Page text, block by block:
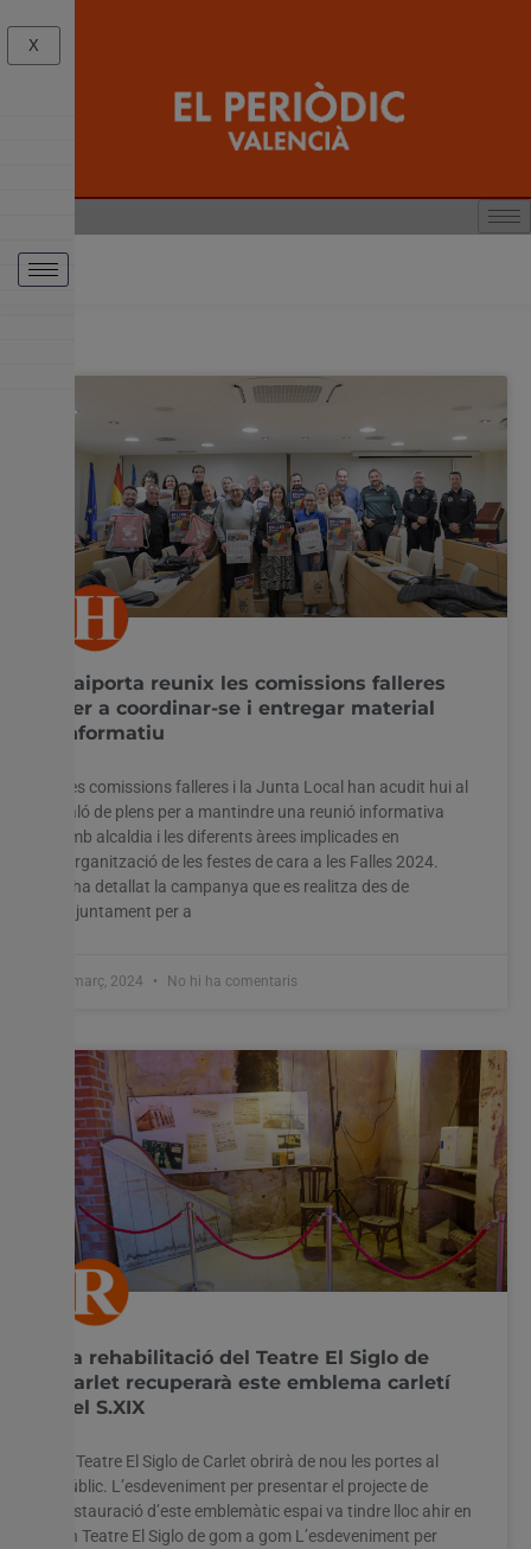
Paiporta reunix les comissions falleres
per a coordinar-se i entregar material
informatiu
Les comissions falleres i la Junta Local han acudit hui al
saló de plens per a mantindre una reunió informativa
amb alcaldia i les diferents àrees implicades en
l’organització de les festes de cara a les Falles 2024.
S’ha detallat la campanya que es realitza des de
l’ajuntament per a
1 març, 2024 No hi ha comentaris
La rehabilitació del Teatre El Siglo de
Carlet recuperarà este emblema carletí
del S.XIX
El Teatre El Siglo de Carlet obrirà de nou les portes al
públic. L’esdeveniment per presentar el projecte de
restauració d’este emblemàtic espai va tindre lloc ahir en
un Teatre El Siglo de gom a gom L’esdeveniment per